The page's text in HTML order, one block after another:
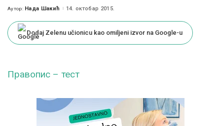
Posted
Аутор: Нада Шакић 14. октобар 2015.
Dodaj Zelenu učionicu kao omiljeni izvor na Google-u
Правопис – тест